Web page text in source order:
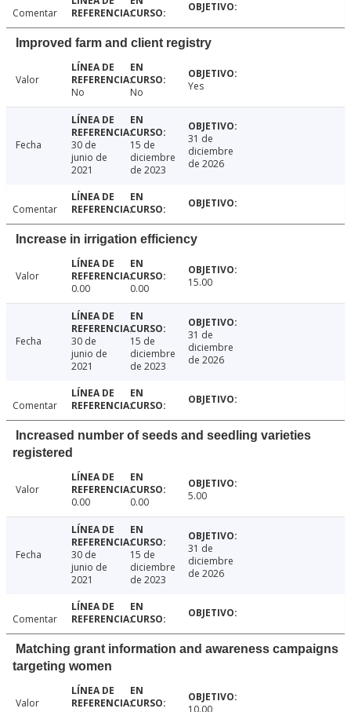
Comentar
Improved farm and client registry
Valor
No
No Yes
Fecha
30 de
junio de
2021
15 de
diciembre
de 2023
31 de
diciembre
de 2026
Comentar
Increase in irrigation efficiency
Valor
0.00
0.00 15.00
Fecha
30 de
junio de
2021
15 de
diciembre
de 2023
31 de
diciembre
de 2026
Comentar
Increased number of seeds and seedling varieties
registered
Valor
0.00
0.00 5.00
Fecha
30 de
junio de
2021
15 de
diciembre
de 2023
31 de
diciembre
de 2026
Comentar
Matching grant information and awareness campaigns
targeting women
Valor